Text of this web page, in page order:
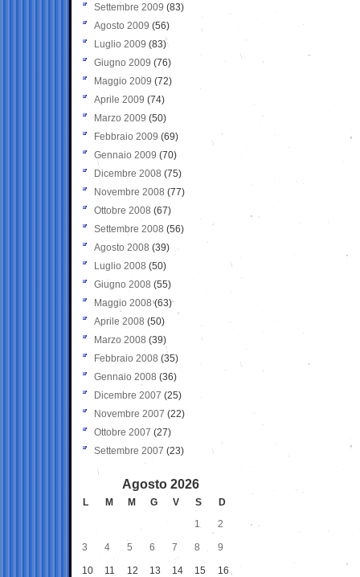
Settembre 2009 (83)
Agosto 2009 (56)
Luglio 2009 (83)
Giugno 2009 (76)
Maggio 2009 (72)
Aprile 2009 (74)
Marzo 2009 (50)
Febbraio 2009 (69)
Gennaio 2009 (70)
Dicembre 2008 (75)
Novembre 2008 (77)
Ottobre 2008 (67)
Settembre 2008 (56)
Agosto 2008 (39)
Luglio 2008 (50)
Giugno 2008 (55)
Maggio 2008(63)
Aprile 2008 (50)
Marzo 2008 (39)
Febbraio 2008 (35)
Gennaio 2008 (36)
Dicembre 2007 (25)
Novembre 2007 (22)
Ottobre 2007 (27)
Settembre 2007 (23)
Agosto 2026
L M M G V S
D
1
2
3 4 5 6 7 8 9
10 11 12 13 14 15 16